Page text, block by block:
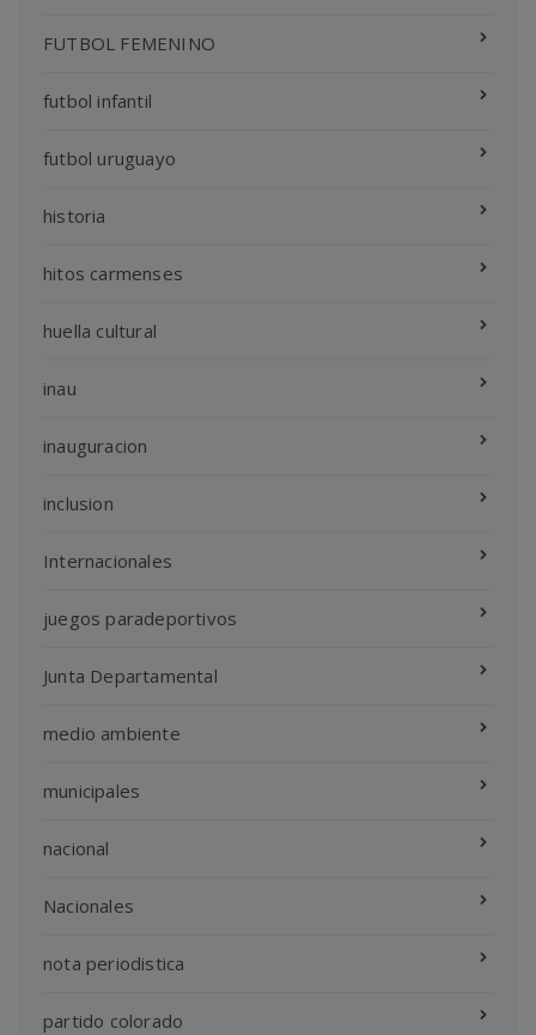
FUTBOL FEMENINO
futbol infantil
futbol uruguayo
historia
hitos carmenses
huella cultural
inau
inauguracion
inclusion
Internacionales
juegos paradeportivos
Junta Departamental
medio ambiente
municipales
nacional
Nacionales
nota periodistica
partido colorado